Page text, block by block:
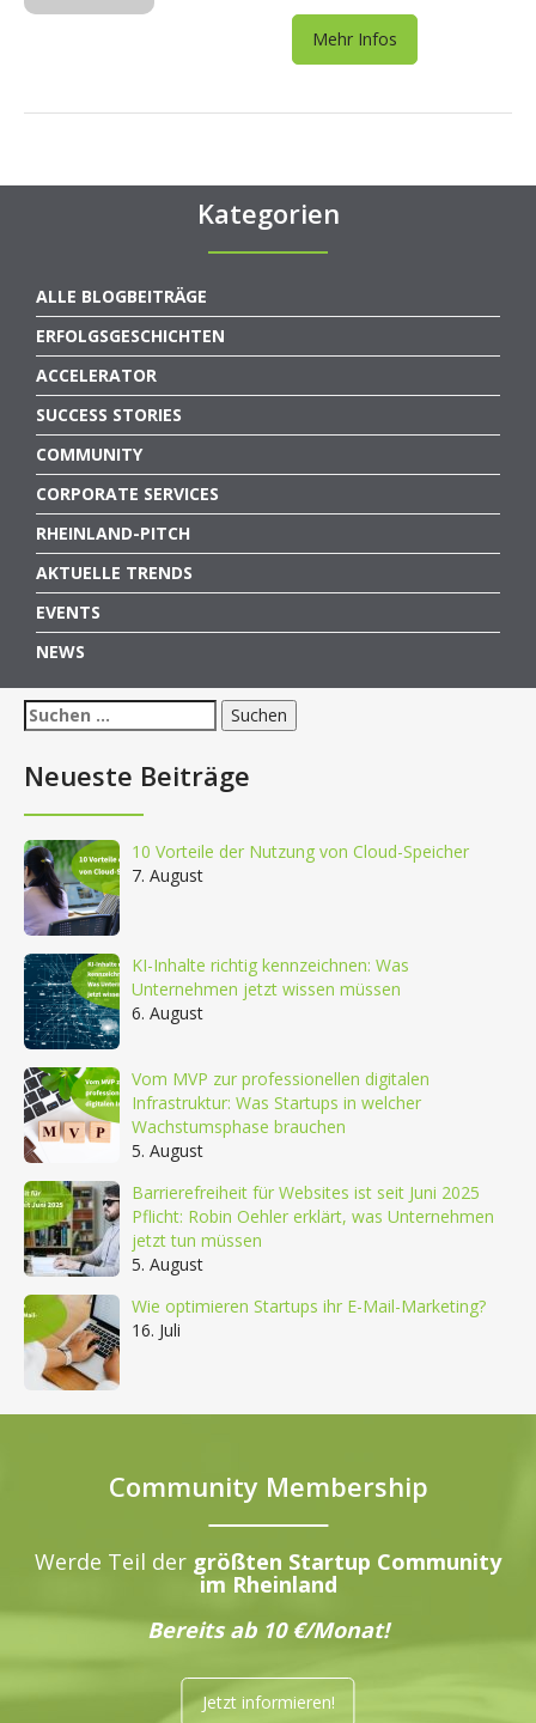
Mehr Infos
Kategorien
ALLE BLOGBEITRÄGE
ERFOLGSGESCHICHTEN
ACCELERATOR
SUCCESS STORIES
COMMUNITY
CORPORATE SERVICES
RHEINLAND-PITCH
AKTUELLE TRENDS
EVENTS
NEWS
Suchen
nach:
Neueste Beiträge
10 Vorteile der Nutzung von Cloud-Speicher
7. August
KI-Inhalte richtig kennzeichnen: Was
Unternehmen jetzt wissen müssen
6. August
Vom MVP zur professionellen digitalen
Infrastruktur: Was Startups in welcher
Wachstumsphase brauchen
5. August
Barrierefreiheit für Websites ist seit Juni 2025
Pflicht: Robin Oehler erklärt, was Unternehmen
jetzt tun müssen
5. August
Wie optimieren Startups ihr E-Mail-Marketing?
16. Juli
Community Membership
Werde Teil der größten Startup Community
im Rheinland
Bereits ab 10 €/Monat!
Jetzt informieren!